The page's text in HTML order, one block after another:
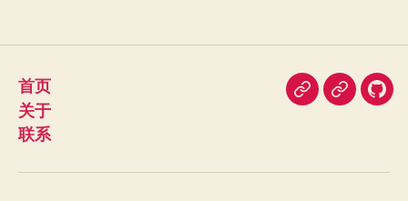
首页
关于
联系
即
豆
我